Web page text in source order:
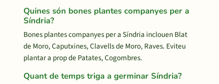
Quines són bones plantes companyes per a
Síndria?
Bones plantes companyes per a Síndria inclouen Blat
de Moro, Caputxines, Clavells de Moro, Raves. Eviteu
plantar a prop de Patates, Cogombres.
Quant de temps triga a germinar Síndria?